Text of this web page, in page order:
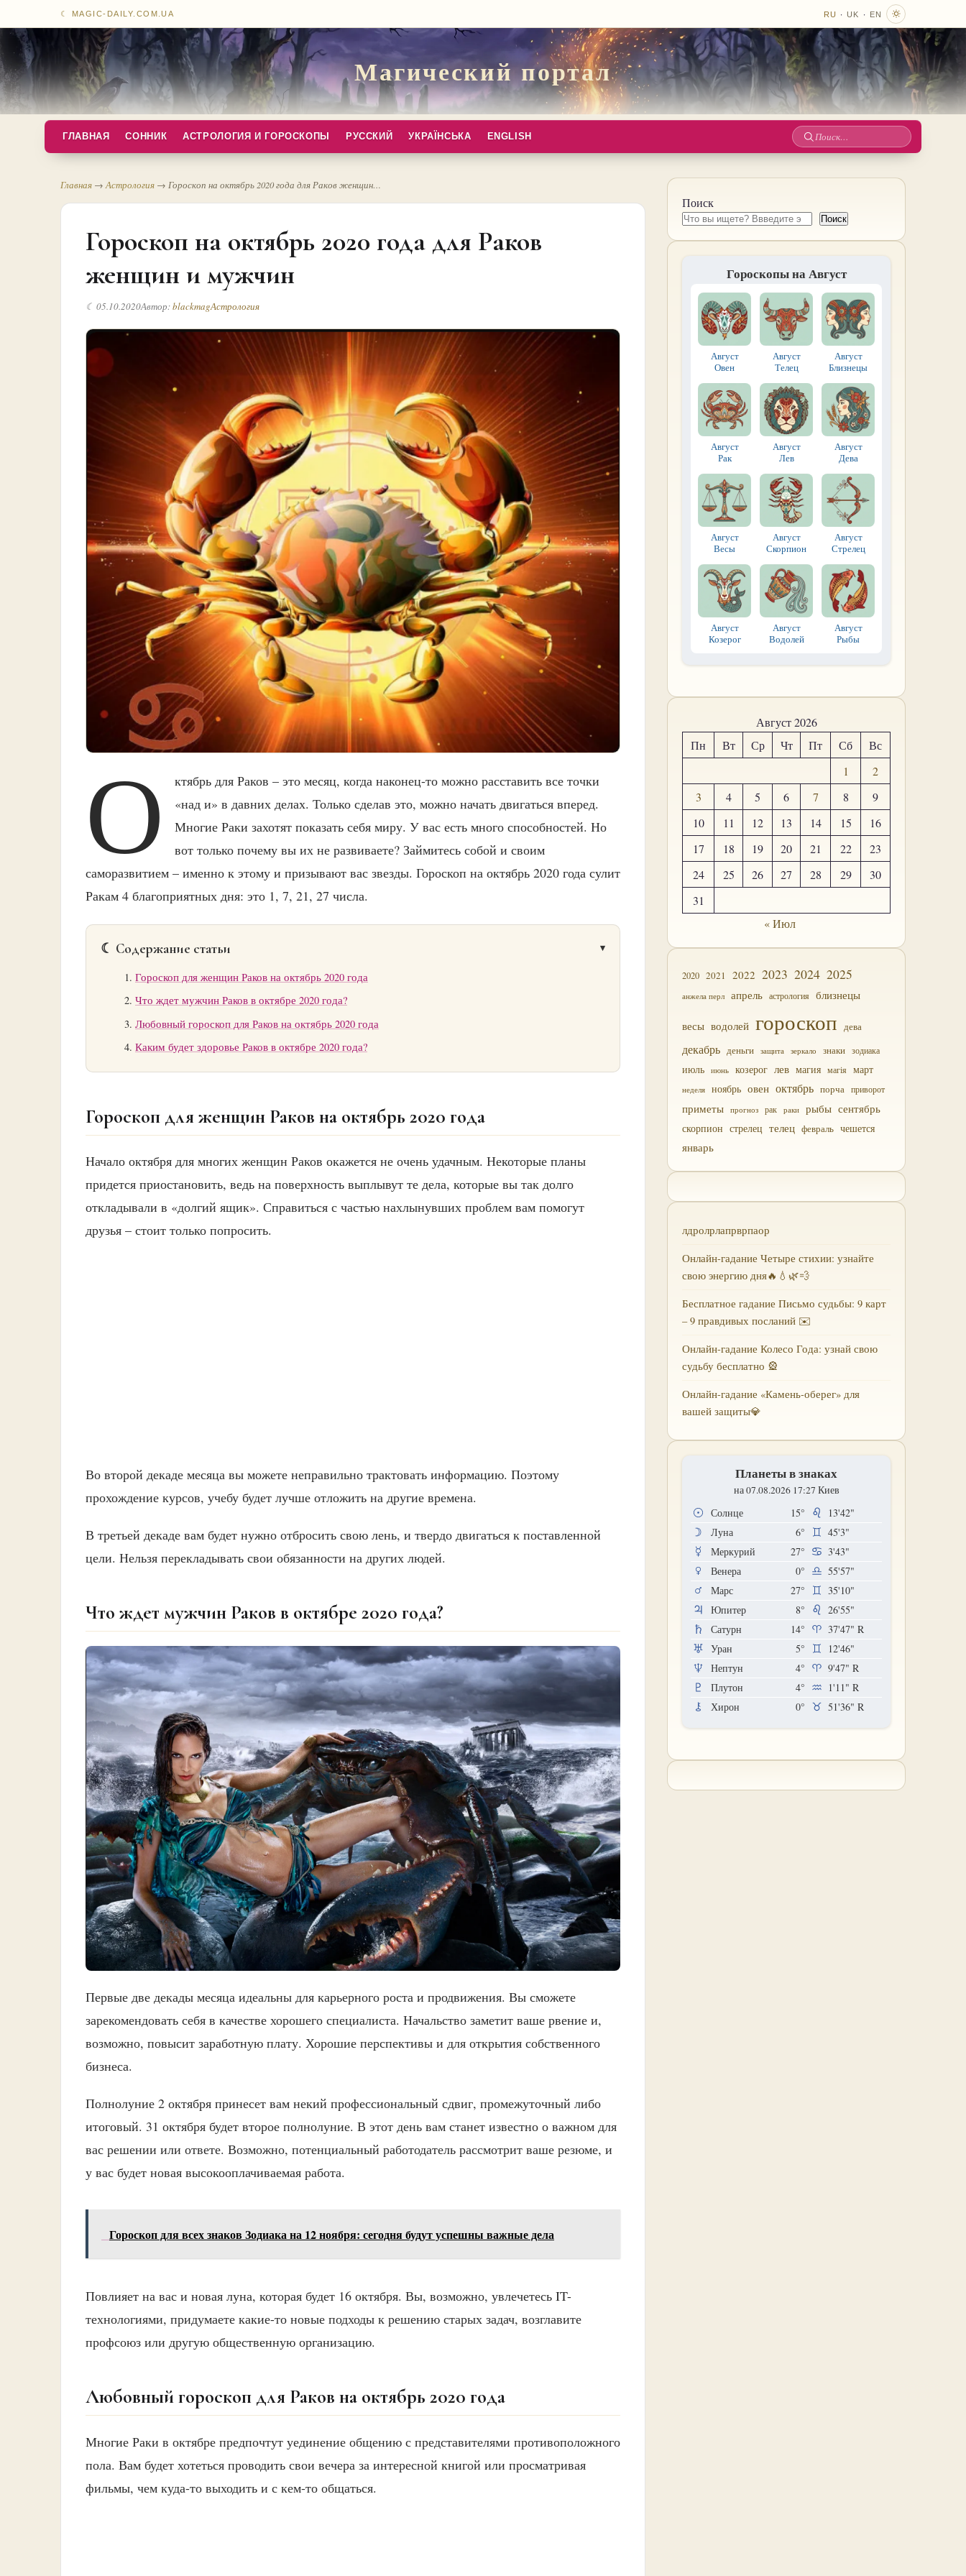
☾ MAGIC-DAILY.COM.UA RU · UK · EN
Магический портал
ГЛАВНАЯ СОННИК АСТРОЛОГИЯ И ГОРОСКОПЫ РУССКИЙ УКРАЇНСЬКА ENGLISH
Поиск
Главная → Астрология → Гороскоп на октябрь 2020 года для Раков женщин…
Гороскоп на октябрь 2020 года для Раков
женщин и мужчин
☾ 05.10.2020Автор:blackmagАстрология
О
ктябрь для Раков – это месяц, когда наконец-то можно расставить все точки
«над и» в давних делах. Только сделав это, можно начать двигаться вперед.
Многие Раки захотят показать себя миру. У вас есть много способностей. Но
вот только почему вы их не развиваете? Займитесь собой и своим
саморазвитием – именно к этому и призывают вас звезды. Гороскоп на октябрь 2020 года сулит
Ракам 4 благоприятных дня: это 1, 7, 21, 27 числа.
☾ Содержание статьи
Гороскоп для женщин Раков на октябрь 2020 года
Что ждет мужчин Раков в октябре 2020 года?
Любовный гороскоп для Раков на октябрь 2020 года
Каким будет здоровье Раков в октябре 2020 года?
Гороскоп для женщин Раков на октябрь 2020 года
Начало октября для многих женщин Раков окажется не очень удачным. Некоторые планы
придется приостановить, ведь на поверхность выплывут те дела, которые вы так долго
откладывали в «долгий ящик». Справиться с частью нахлынувших проблем вам помогут
друзья – стоит только попросить.
Во второй декаде месяца вы можете неправильно трактовать информацию. Поэтому
прохождение курсов, учебу будет лучше отложить на другие времена.
В третьей декаде вам будет нужно отбросить свою лень, и твердо двигаться к поставленной
цели. Нельзя перекладывать свои обязанности на других людей.
Что ждет мужчин Раков в октябре 2020 года?
Первые две декады месяца идеальны для карьерного роста и продвижения. Вы сможете
зарекомендовать себя в качестве хорошего специалиста. Начальство заметит ваше рвение и,
возможно, повысит заработную плату. Хорошие перспективы и для открытия собственного
бизнеса.
Полнолуние 2 октября принесет вам некий профессиональный сдвиг, промежуточный либо
итоговый. 31 октября будет второе полнолуние. В этот день вам станет известно о важном для
вас решении или ответе. Возможно, потенциальный работодатель рассмотрит ваше резюме, и
у вас будет новая высокооплачиваемая работа.
Гороскоп для всех знаков Зодиака на 12 ноября: сегодня будут успешны важные дела
Повлияет на вас и новая луна, которая будет 16 октября. Вы, возможно, увлечетесь IT-
технологиями, придумаете какие-то новые подходы к решению старых задач, возглавите
профсоюз или другую общественную организацию.
Любовный гороскоп для Раков на октябрь 2020 года
Многие Раки в октябре предпочтут уединение общению с представителями противоположного
пола. Вам будет хотеться проводить свои вечера за интересной книгой или просматривая
фильмы, чем куда-то выходить и с кем-то общаться.
Поиск
Поиск
Гороскопы на Август
Август
Овен
Август
Телец
Август
Близнецы
Август
Рак
Август
Лев
Август
Дева
Август
Весы
Август
Скорпион
Август
Стрелец
Август
Козерог
Август
Водолей
Август
Рыбы
Август 2026
Пн
Вт Ср Чт Пт Сб
Вс
1
2
3
4 5 6 7 8
9
10
11 12 13 14 15
16
17
18 19 20 21 22
23
24
25 26 27 28 29
30
31
« Июл
2020 2021 2022 2023 2024 2025
анжела перл апрель астрология близнецы
весы водолей гороскоп дева
декабрь деньги защита зеркало знаки зодиака
июль июнь козерог лев магия магія март
неделя ноябрь овен октябрь порча приворот
приметы прогноз рак раки рыбы сентябрь
скорпион стрелец телец февраль чешется
январь
лдролрлапрврпаор
Онлайн-гадание Четыре стихии: узнайте
свою энергию дня🔥💧🌿💨
Бесплатное гадание Письмо судьбы: 9 карт
– 9 правдивых посланий ✉️
Онлайн-гадание Колесо Года: узнай свою
судьбу бесплатно 🎡
Онлайн-гадание «Камень-оберег» для
вашей защиты💎
Планеты в знаках
на 07.08.2026 17:27 Киев
Солнце 15°
13'42"
Луна
6°
45'3"
Меркурий
27°
3'43"
Венера
0°
55'57"
Марс
27°
35'10"
Юпитер
8°
26'55"
Сатурн
14° 37'47" R
Уран
5°
12'46"
Нептун
4° 9'47" R
Плутон
4° 1'11" R
Хирон
0° 51'36" R